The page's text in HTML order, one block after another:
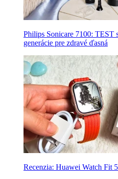
Philips Sonicare 7100: TEST
generácie pre zdravé ďasná
Recenzia: Huawei Watch Fit